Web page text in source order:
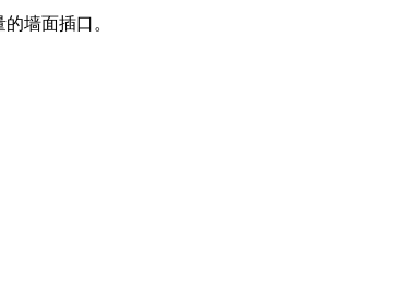
墙面插口。